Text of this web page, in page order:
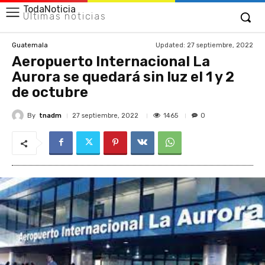
TodaNoticia
Últimas noticias
Guatemala Updated: 27 septiembre, 2022
Aeropuerto Internacional La
Aurora se quedará sin luz el 1 y 2
de octubre
By tnadm 27 septiembre, 2022 1465 0